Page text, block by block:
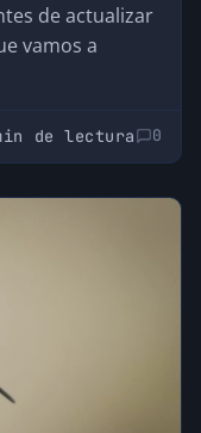
de actualizar
vamos a
de lectura 0